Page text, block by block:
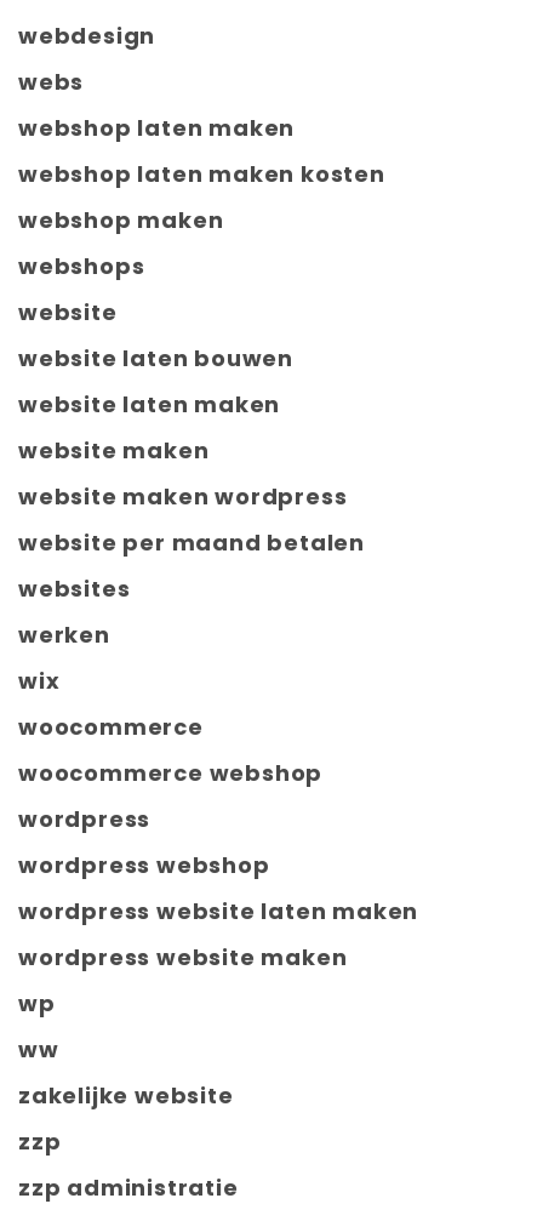
webdesign
webs
webshop laten maken
webshop laten maken kosten
webshop maken
webshops
website
website laten bouwen
website laten maken
website maken
website maken wordpress
website per maand betalen
websites
werken
wix
woocommerce
woocommerce webshop
wordpress
wordpress webshop
wordpress website laten maken
wordpress website maken
wp
ww
zakelijke website
zzp
zzp administratie